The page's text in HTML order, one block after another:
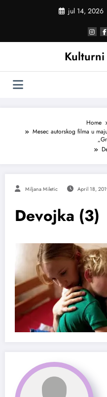
jul 14, 2026
Home
Mesec autorskog filma u
Miljana Miletic April 18,
Devojka (3)